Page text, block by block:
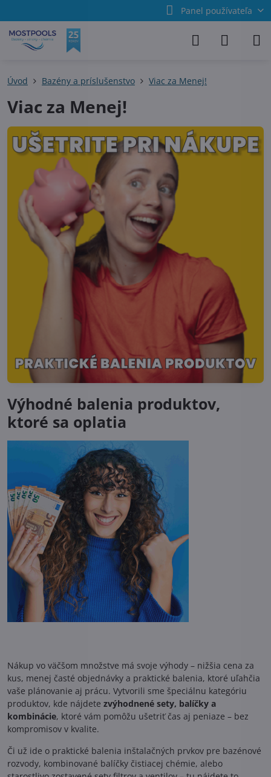
Panel používateľa
Úvod Bazény a príslušenstvo Viac za Menej!
Viac za Menej!
Výhodné balenia produktov,
ktoré sa oplatia
Nákup vo väčšom množstve má svoje výhody – nižšia cena za
kus, menej časté objednávky a praktické balenia, ktoré uľahčia
vaše plánovanie aj prácu. Vytvorili sme špeciálnu kategóriu
produktov, kde nájdete zvýhodnené sety, balíčky a
kombinácie, ktoré vám pomôžu ušetriť čas aj peniaze – bez
kompromisov v kvalite.
Či už ide o praktické balenia inštalačných prvkov pre bazénové
rozvody, kombinované balíčky čistiacej chémie, alebo